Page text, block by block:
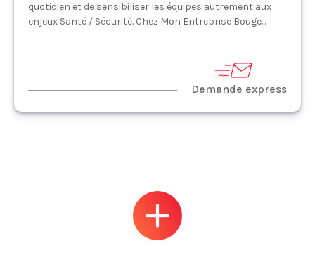
quotidien et de sensibiliser les équipes autrement aux
enjeux Santé / Sécurité. Chez Mon Entreprise Bouge...
Demande express